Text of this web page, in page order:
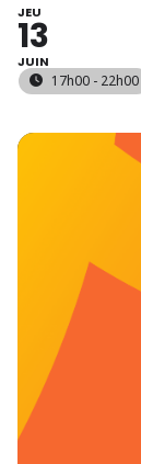
JEU
13
JUIN
17h00 - 22h00